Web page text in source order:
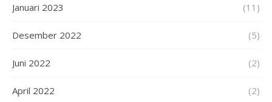
Januari 2023 (11)
Desember 2022 (5)
Juni 2022 (2)
April 2022 (2)